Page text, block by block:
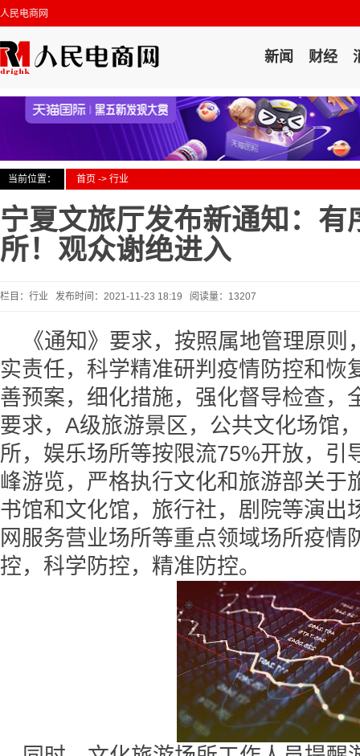
人民电商网
新闻 财经
当前位置： 首页 -> 行业
宁夏文旅厅发布新通知：有
所！观众谢绝进入
栏目：行业 发布时间：2021-11-23 18:19 阅读量：13207
《通知》要求，按照属地管理原
实责任，科学精准研判疫情防控和恢
善预案，细化措施，强化督导检查，
要求，A级旅游景区，公共文化场馆
所，娱乐场所等按限流75%开放，引
峰游览，严格执行文化和旅游部关于
书馆和文化馆，旅行社，剧院等演出
网服务营业场所等重点领域场所疫情
控，科学防控，精准防控。